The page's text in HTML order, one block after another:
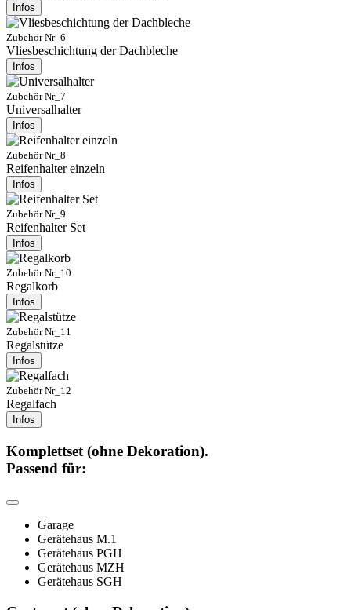
Infos
Zubehör Nr_6
Vliesbeschichtung der Dachbleche
Infos
Zubehör Nr_7
Universalhalter
Infos
Zubehör Nr_8
Reifenhalter einzeln
Infos
Zubehör Nr_9
Reifenhalter Set
Infos
Zubehör Nr_10
Regalkorb
Infos
Zubehör Nr_11
Regalstütze
Infos
Zubehör Nr_12
Regalfach
Infos
Komplettset (ohne Dekoration).
Passend für:
Garage
Gerätehaus M.1
Gerätehaus PGH
Gerätehaus MZH
Gerätehaus SGH